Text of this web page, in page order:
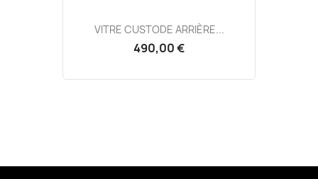
VITRE CUSTODE ARRIÈRE...
490,00 €